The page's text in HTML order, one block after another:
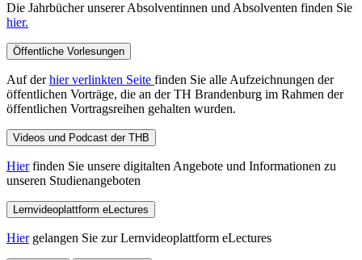
Die Jahrbücher unserer Absolventinnen und Absolventen finden Sie
hier.
Öffentliche Vorlesungen
Auf derhier verlinkten Seite finden Sie alle Aufzeichnungen der
öffentlichen Vorträge, die an der TH Brandenburg im Rahmen der
öffentlichen Vortragsreihen gehalten wurden.
Videos und Podcast der THB
Hierfinden Sie unsere digitalten Angebote und Informationen zu
unseren Studienangeboten
Lernvideoplattform eLectures
Hiergelangen Sie zur Lernvideoplattform eLectures